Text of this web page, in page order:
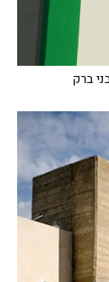
ברק